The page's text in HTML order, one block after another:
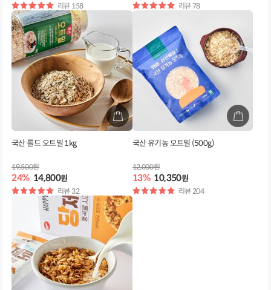
별
점
리뷰 158
별
점
리뷰 78
국산 롤드 오트밀 1kg
24% 14,800원
19,500원
별
리뷰 32
국산 유기농 오트밀 (500g)
13% 10,350원
12,000원
별
점
리뷰 204